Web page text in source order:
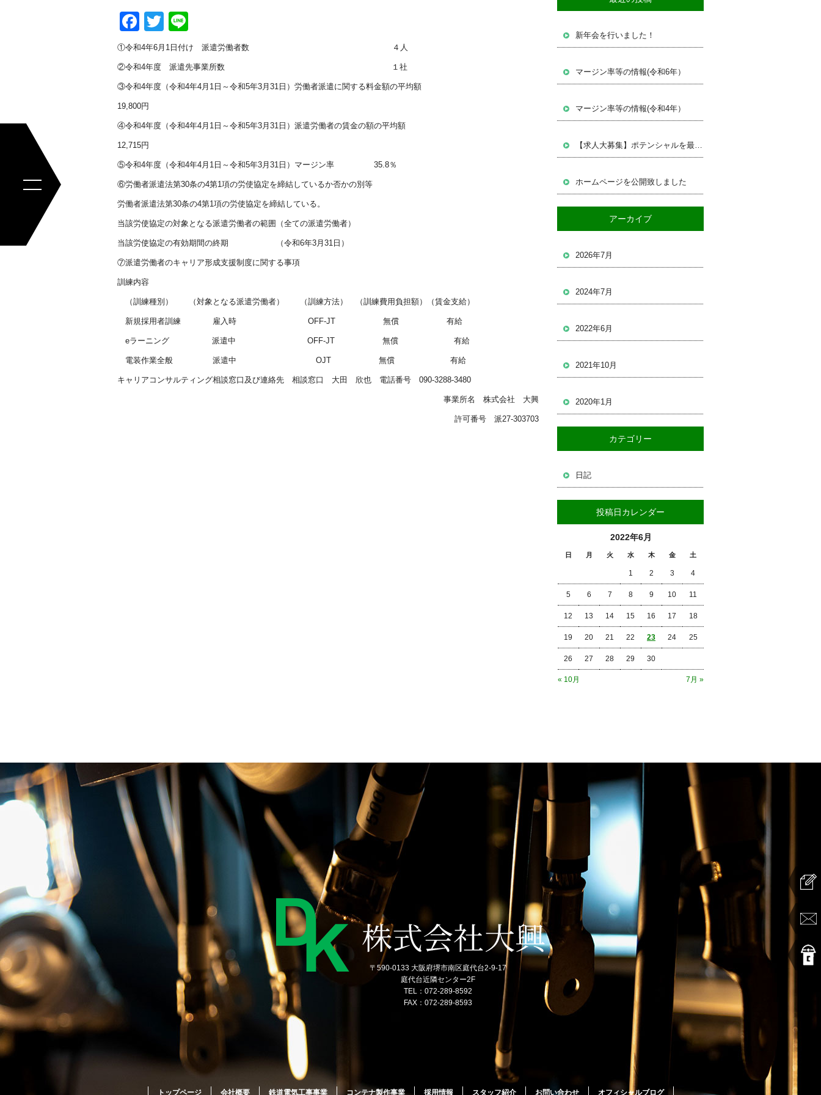
Facebook
Twitter
①令和4年6月1日付け 派遣労働者数 ４人
②令和4年度 派遣先事業所数 １社
③令和4年度（令和4年4月1日～令和5年3月31日）労働者派遣に関する料金額の平均額
19,800円
④令和4年度（令和4年4月1日～令和5年3月31日）派遣労働者の賃金の額の平均額
12,715円
⑤令和4年度（令和4年4月1日～令和5年3月31日）マージン率 35.8％
⑥労働者派遣法第30条の4第1項の労使協定を締結しているか否かの別等
労働者派遣法第30条の4第1項の労使協定を締結している。
当該労使協定の対象となる派遣労働者の範囲（全ての派遣労働者）
当該労使協定の有効期間の終期 （令和6年3月31日）
⑦派遣労働者のキャリア形成支援制度に関する事項
訓練内容
（訓練種別） （対象となる派遣労働者） （訓練方法） （訓練費用負担額）（賃金支給）
新規採用者訓練 雇入時 OFF-JT 無償 有給
eラーニング 派遣中 OFF-JT 無償 有給
電装作業全般 派遣中 OJT 無償 有給
キャリアコンサルティング相談窓口及び連絡先 相談窓口 大田 欣也 電話番号 090-3288-3480
事業所名 株式会社 大興
許可番号 派27-303703
新年会を行いました！
マージン率等の情報(令和6年）
マージン率等の情報(令和4年）
【求人大募集】ポテンシャルを最大限に発揮して下さい！
ホームページを公開致しました
アーカイブ
2026年7月
2024年7月
2022年6月
2021年10月
2020年1月
カテゴリー
日記
投稿日カレンダー
2022年6月
日 月 火 水 木 金 土
« 10月 7月 »
1 2 3 4
5 6 7 8 9 10 11
12 13 14 15 16 17 18
19 20 21 22 23 24 25
26 27 28 29 30
トップページ 会社概要 鉄道電気工事事業 コンテナ製作事業 採用情報 スタッフ紹介 お問い合わせ オフィシャルブログ
〒590-0133 大阪府堺市南区庭代台2-9-17
庭代台近隣センター2F
TEL：072-289-8592
FAX：072-289-8593